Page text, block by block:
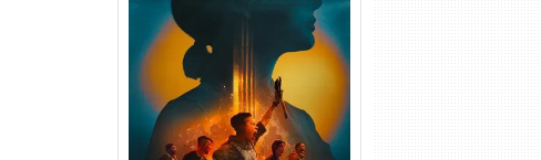
Silo 2ª Temporada (2024)
WEB-DL 1080p Dual Áudio